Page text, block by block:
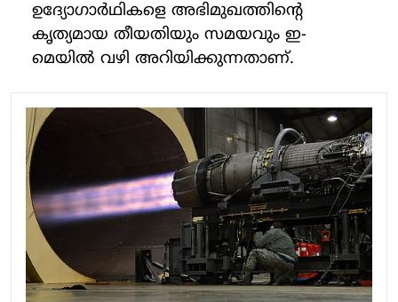
ഉദ്യോഗാർഥികളെ അഭിമുഖത്തിന്റെ
കൃത്യമായ തീയതിയും സമയവും ഇ-
മെയിൽ വഴി അറിയിക്കുന്നതാണ്.